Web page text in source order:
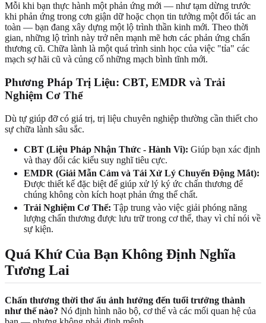
Mỗi khi bạn thực hành một phản ứng mới — như tạm dừng trước
khi phản ứng trong cơn giận dữ hoặc chọn tin tưởng một đối tác an
toàn — bạn đang xây dựng một lộ trình thần kinh mới. Theo thời
gian, những lộ trình này trở nên mạnh mẽ hơn các phản ứng chấn
thương cũ. Chữa lành là một quá trình sinh học của việc "tỉa" các
mạch sợ hãi cũ và củng cố những mạch bình tĩnh mới.
Phương Pháp Trị Liệu: CBT, EMDR và Trải
Nghiệm Cơ Thể
Dù tự giúp đỡ có giá trị, trị liệu chuyên nghiệp thường cần thiết cho
sự chữa lành sâu sắc.
CBT (Liệu Pháp Nhận Thức - Hành Vi): Giúp bạn xác định
và thay đổi các kiểu suy nghĩ tiêu cực.
EMDR (Giải Mẫn Cảm và Tái Xử Lý Chuyển Động Mắt):
Được thiết kế đặc biệt để giúp xử lý ký ức chấn thương để
chúng không còn kích hoạt phản ứng thể chất.
Trải Nghiệm Cơ Thể: Tập trung vào việc giải phóng năng
lượng chấn thương được lưu trữ trong cơ thể, thay vì chỉ nói về
sự kiện.
Quá Khứ Của Bạn Không Định Nghĩa
Tương Lai
Chấn thương thời thơ ấu ảnh hưởng đến tuổi trưởng thành
như thế nào? Nó định hình não bộ, cơ thể và các mối quan hệ của